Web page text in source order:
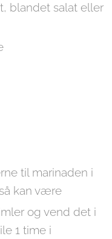
blandet salat eller
til marinaden i
kan være
og vend det i
1 time i